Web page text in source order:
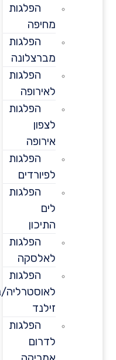
הפלגות
מחיפה
הפלגות
מברצלונה
הפלגות
לאירופה
הפלגות
אירופה
הפלגות
לפיורדים
הפלגות
התיכון
הפלגות
לאלסקה
הפלגות
לאוסטרליה/ניו
הפלגות
לדרום